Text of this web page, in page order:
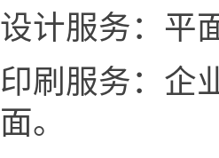
设计服务：平
印刷服务：企
面。